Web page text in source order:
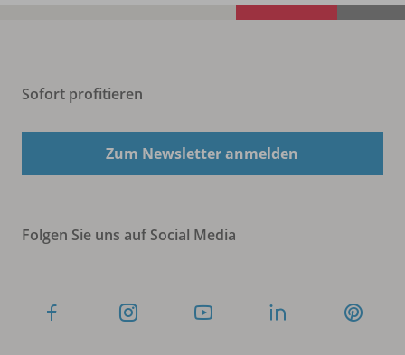
Sofort profitieren
Zum Newsletter anmelden
Folgen Sie uns auf Social Media